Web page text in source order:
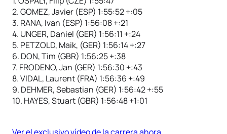
2. GOMEZ, Javier (ESP) 1:55:52 +:05
3. RANA, Ivan (ESP) 1:56:08 +:21
4. UNGER, Daniel (GER) 1:56:11 +:24
5. PETZOLD, Maik, (GER) 1:56:14 +:27
6. DON, Tim (GBR) 1:56:25 +:38
7. FRODENO, Jan (GER) 1:56:30 +:43
8. VIDAL, Laurent (FRA) 1:56:36 +:49
9. DEHMER, Sebastian (GER) 1:56:42 +:55
10. HAYES, Stuart (GBR) 1:56:48 +1:01